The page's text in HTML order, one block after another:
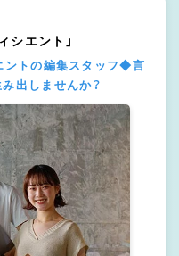
シエント」
ントの編集スタッフ◆言
出しませんか？